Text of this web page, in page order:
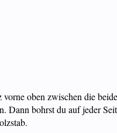
oben zwischen die
Dann bohrst du auf jeder